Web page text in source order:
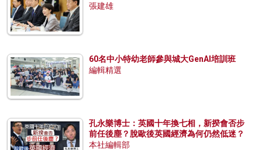
張建雄
60名中小特幼老師參與城大GenAI培訓班
編輯精選
孔永樂博士：英國十年換七相，新揆會否步
前任後塵？脫歐後英國經濟為何仍然低迷？
本社編輯部